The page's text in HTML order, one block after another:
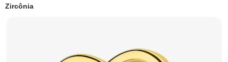
Zircônia